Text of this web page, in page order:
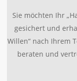
Sie möchten Ihr
gesichert und
Willen“ nach Ihrem
beraten und